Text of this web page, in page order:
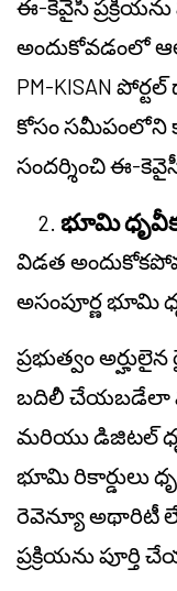
ఈ-కెవైసీ
అందుకోవడంలో
PM-KISAN
కోసం సమీపంలోని
సందర్శించి ఈ-
భూమి
విడత
అసంపూర్ణ భూమి
ప్రభుత్వం
బదిలీ చేయబడేలా
మరియు డిజిటల్
భూమి రికార్డులు
రెవెన్యూ అథారిటీ
ప్రక్రియను పూర్తి